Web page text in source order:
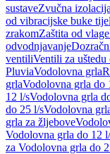
sustaveZvučna izolacija
od vibracijske buke
zrakomZaštita od vlage
odvodnjavanje
ventiliVentili za uštedu
PluviaVodolovna grla
grlaVodolovna grla do
12 l/sVodolovna grla
do 25 l/sVodolovna
grla za žljebove
Vodolovna grla do 12
za Vodolovna grla do